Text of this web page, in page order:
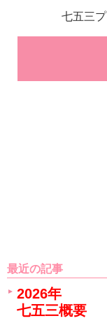
七五三
最近の記事
2026年
七五三概要